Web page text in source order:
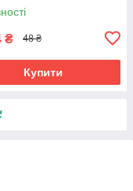
₴ 48 ₴
Купити